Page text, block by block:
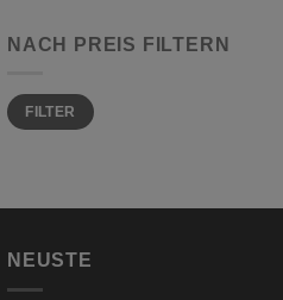
NACH PREIS FILTERN
Min.
Preis
Max.
PreisFILTER
NEUSTE